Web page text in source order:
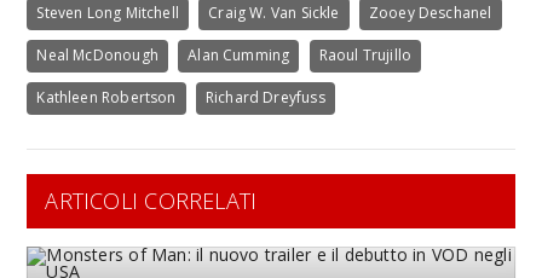
Steven Long Mitchell Craig W. Van Sickle Zooey Deschanel
Neal McDonough Alan Cumming Raoul Trujillo
Kathleen Robertson Richard Dreyfuss
ARTICOLI CORRELATI